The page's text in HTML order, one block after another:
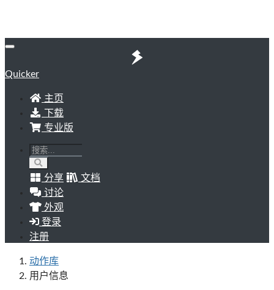
Quicker
主页
下载
专业版
分享
文档
讨论
外观
登录
注册
动作库
用户信息